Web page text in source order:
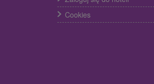
Cookies